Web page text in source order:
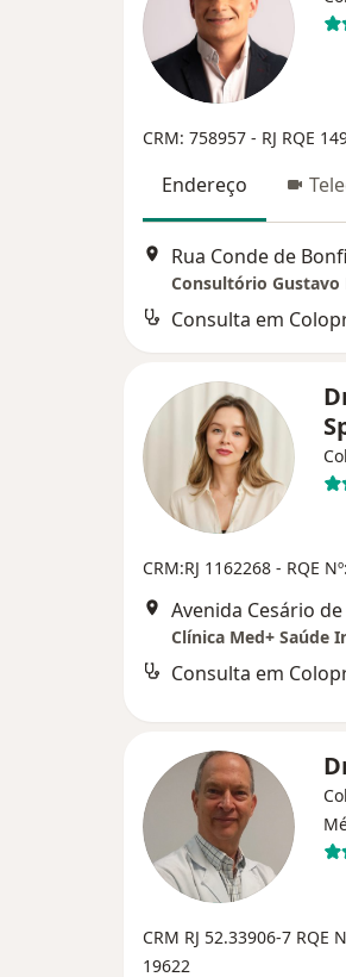
CRM: 758957 - RJ RQE
Endereço
Consultório Gustavo
Consulta em
CRM:RJ 1162268 - RQE
Clínica Med+ Saúde
Consulta em
CRM RJ 52.33906-7 RQE
19622